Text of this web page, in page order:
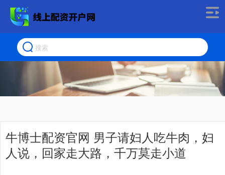
牛博士配资官网 男子请妇人吃牛肉，妇
人说，回家走大路，千万莫走小道